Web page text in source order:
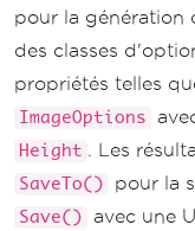
pour la génération
des classes
propriétés telles
ImageOptions
Height . Les
SaveTo() pour la
Save()
avec une